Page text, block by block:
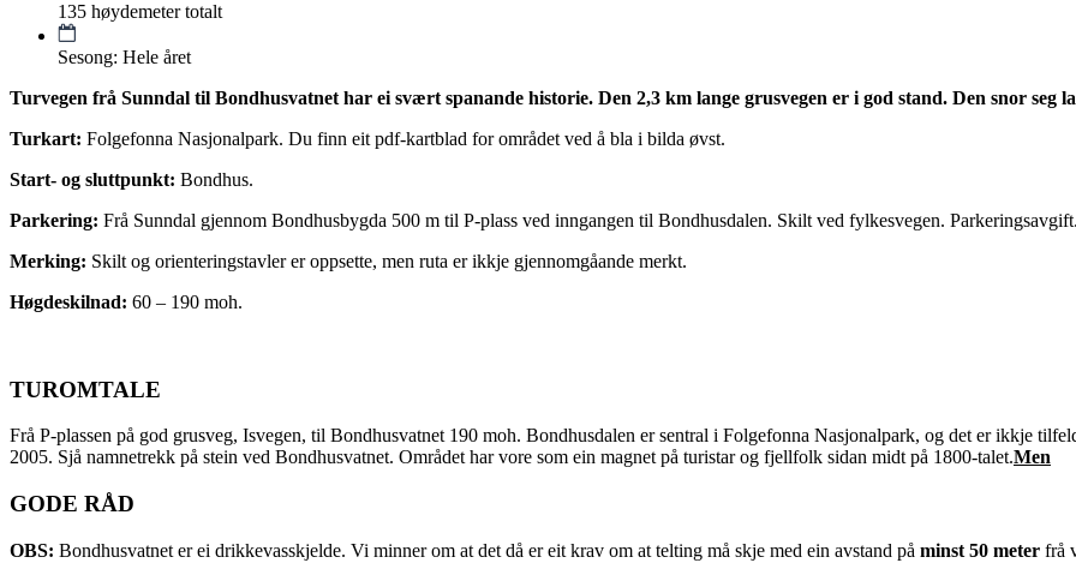
135 høydemeter totalt
Sesong: Hele året
Turvegen frå Sunndal til Bondhusvatnet har ei svært spanande historie. Den 2,3 km lange grusvegen er i god stand. Den snor
Turkart: Folgefonna Nasjonalpark. Du finn eit pdf-kartblad for området ved å bla i bilda øvst.
Start- og sluttpunkt: Bondhus.
Parkering: Frå Sunndal gjennom Bondhusbygda 500 m til P-plass ved inngangen til Bondhusdalen. Skilt ved fylkesvegen.
Merking: Skilt og orienteringstavler er oppsette, men ruta er ikkje gjennomgåande merkt.
Høgdeskilnad: 60 – 190 moh.
TUROMTALE
Frå P-plassen på god grusveg, Isvegen, til Bondhusvatnet 190 moh. Bondhusdalen er sentral i Folgefonna Nasjonalpark, og det er ikkje
2005. Sjå namnetrekk på stein ved Bondhusvatnet. Området har vore som ein magnet på turistar og fjellfolk sidan midt på 1800-talet.Men
GODE RÅD
OBS: Bondhusvatnet er ei drikkevasskjelde. Vi minner om at det då er eit krav om at telting må skje med ein avstand på minst 50 meter frå